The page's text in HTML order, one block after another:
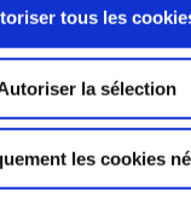
tous les
la sélection
les cookies
va tester sa voile